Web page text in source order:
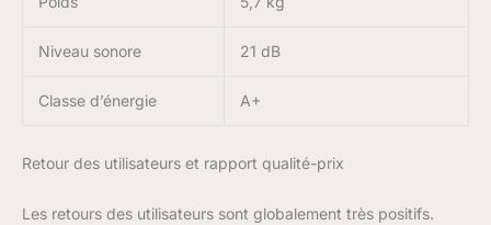
Niveau sonore 21 dB
Classe d’énergie A+
Retour des utilisateurs et rapport qualité-prix
Les retours des utilisateurs sont globalement très positifs.